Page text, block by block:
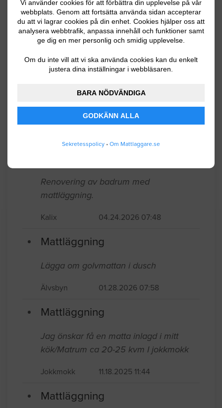
Vi använder cookies för att förbättra din upplevelse på vår
webbplats. Genom att fortsätta använda sidan accepterar
du att vi lagrar cookies på din enhet. Cookies hjälper oss att
analysera webbtrafik, anpassa innehåll och funktioner samt
ge dig en mer personlig och smidig upplevelse.
Om du inte vill att vi ska använda cookies kan du enkelt
justera dina inställningar i webbläsaren.
BARA NÖDVÄNDIGA
GODKÄNN ALLA
Sekretesspolicy • Om Mattlaggare.se
anlita mattläggare till nybyggnation
toalett ca 3. 8 m2.
Mattläggning
Mattläggning 2st badrum byte av
golvbrunn och flytspackling
Renovering av badrum med
mattläggning.
Kalix 04.24.2026 07:48
Mattläggning
Lägga om golvmattan i dusch
Älvsbyn 01.28.2026 07:58
Mattläggning
Jag önskar få en matta inlagd i mitt
kök/Matrum ca 20-25 kvm I jokkmokk
Jokkmokk 11.18.2025 11:44
Mattläggning